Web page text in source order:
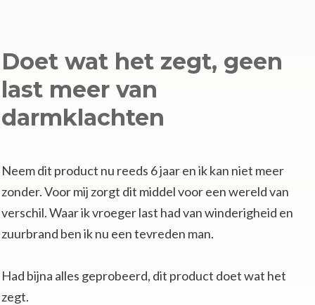
Doet wat het zegt, geen
last meer van
darmklachten
Neem dit product nu reeds 6 jaar en ik kan niet meer
zonder. Voor mij zorgt dit middel voor een wereld van
verschil. Waar ik vroeger last had van winderigheid en
zuurbrand ben ik nu een tevreden man.
Had bijna alles geprobeerd, dit product doet wat het
zegt.